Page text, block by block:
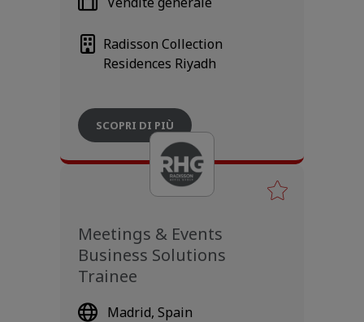
Radisson Collection
Residences Riyadh
SCOPRI DI PIÙ
Meetings & Events
Business Solutions
Trainee
Madrid, Spain